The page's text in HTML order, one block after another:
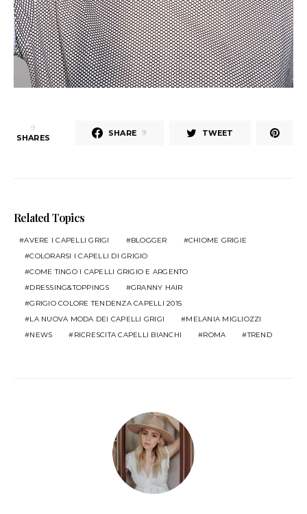
9
SHARES SHARE 9 TWEET
Related Topics
AVERE I CAPELLI GRIGI BLOGGER
CHIOME GRIGIE
COLORARSI I CAPELLI DI GRIGIO
COME TINGO I CAPELLI GRIGIO E ARGENTO
DRESSING&TOPPINGS
GRANNY HAIR
GRIGIO COLORE TENDENZA CAPELLI 2015
LA NUOVA MODA DEI CAPELLI GRIGI
MELANIA MIGLIOZZI
NEWS
RICRESCITA CAPELLI BIANCHI ROMA TREND